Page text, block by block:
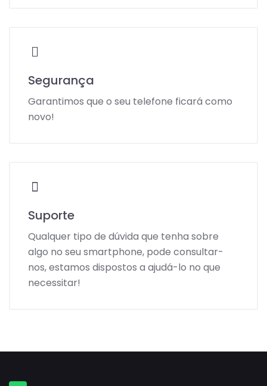
Segurança
Garantimos que o seu telefone ficará como
novo!
Suporte
Qualquer tipo de dúvida que tenha sobre
algo no seu smartphone, pode consultar-
nos, estamos dispostos a ajudá-lo no que
necessitar!